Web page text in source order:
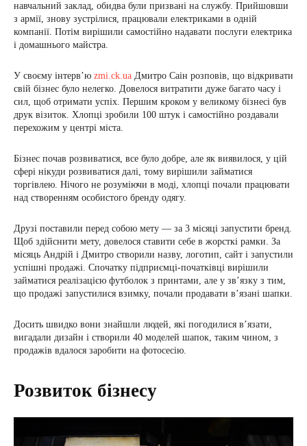
навчальний заклад, обидва були призвані на службу. Прийшовши
з армії, знову зустрілися, працювали електриками в одній
компанії. Потім вирішили самостійно надавати послуги електрика
і домашнього майстра.
У своєму інтерв’ю zmi.ck.ua Дмитро Саін розповів, що відкривати
свій бізнес було нелегко. Довелося витратити дуже багато часу і
сил, щоб отримати успіх. Першим кроком у великому бізнесі був
друк візиток. Хлопці зробили 100 штук і самостійно роздавали
перехожим у центрі міста.
Бізнес почав розвиватися, все було добре, але як виявилося, у цій
сфері нікуди розвиватися далі, тому вирішили займатися
торгівлею. Нічого не розуміючи в моді, хлопці почали працювати
над створенням особистого бренду одягу.
Друзі поставили перед собою мету — за 3 місяці запустити бренд.
Щоб здійснити мету, довелося ставити себе в жорсткі рамки. За
місяць Андрій і Дмитро створили назву, логотип, сайт і запустили
успішні продажі. Спочатку підприємці-початківці вирішили
займатися реалізацією футболок з принтами, але у зв’язку з тим,
що продажі запустилися взимку, почали продавати в’язані шапки.
Досить швидко вони знайшли людей, які погодилися в’язати,
вигадали дизайн і створили 40 моделей шапок, таким чином, з
продажів вдалося заробити на фотосесію.
Розвиток бізнесу